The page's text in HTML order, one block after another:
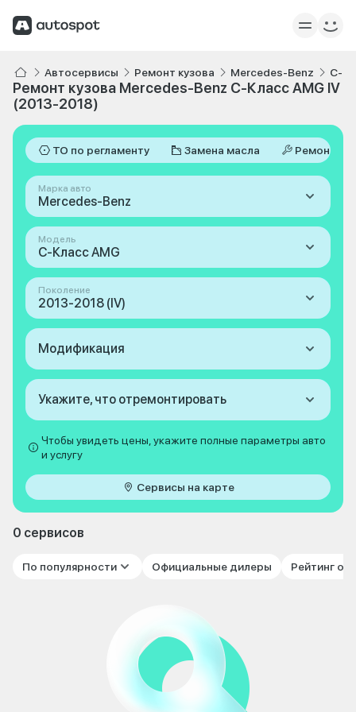
Автосервисы Ремонт кузова Mercedes-Benz C-
Ремонт кузова Mercedes-Benz C-Класс AMG IV
(2013-2018)
ТО по регламенту Замена масла Ремонт
Марка авто
Mercedes-Benz
Модель
C-Класс AMG
Поколение
2013-2018 (IV)
Модификация
Укажите, что отремонтировать
Чтобы увидеть цены, укажите полные параметры авто
и услугу
Сервисы на карте
0 сервисов
По популярности Официальные дилеры Рейтинг